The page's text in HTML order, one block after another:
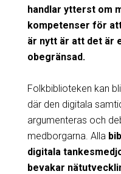
handlar ytterst om
kompetenser för
är nytt är att det är
obegränsad.
Folkbiblioteken kan
där den digitala
argumenteras och
medborgarna. Alla
digitala
bevakar